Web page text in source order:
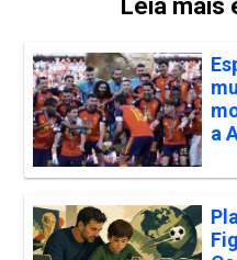
Leia mais
a